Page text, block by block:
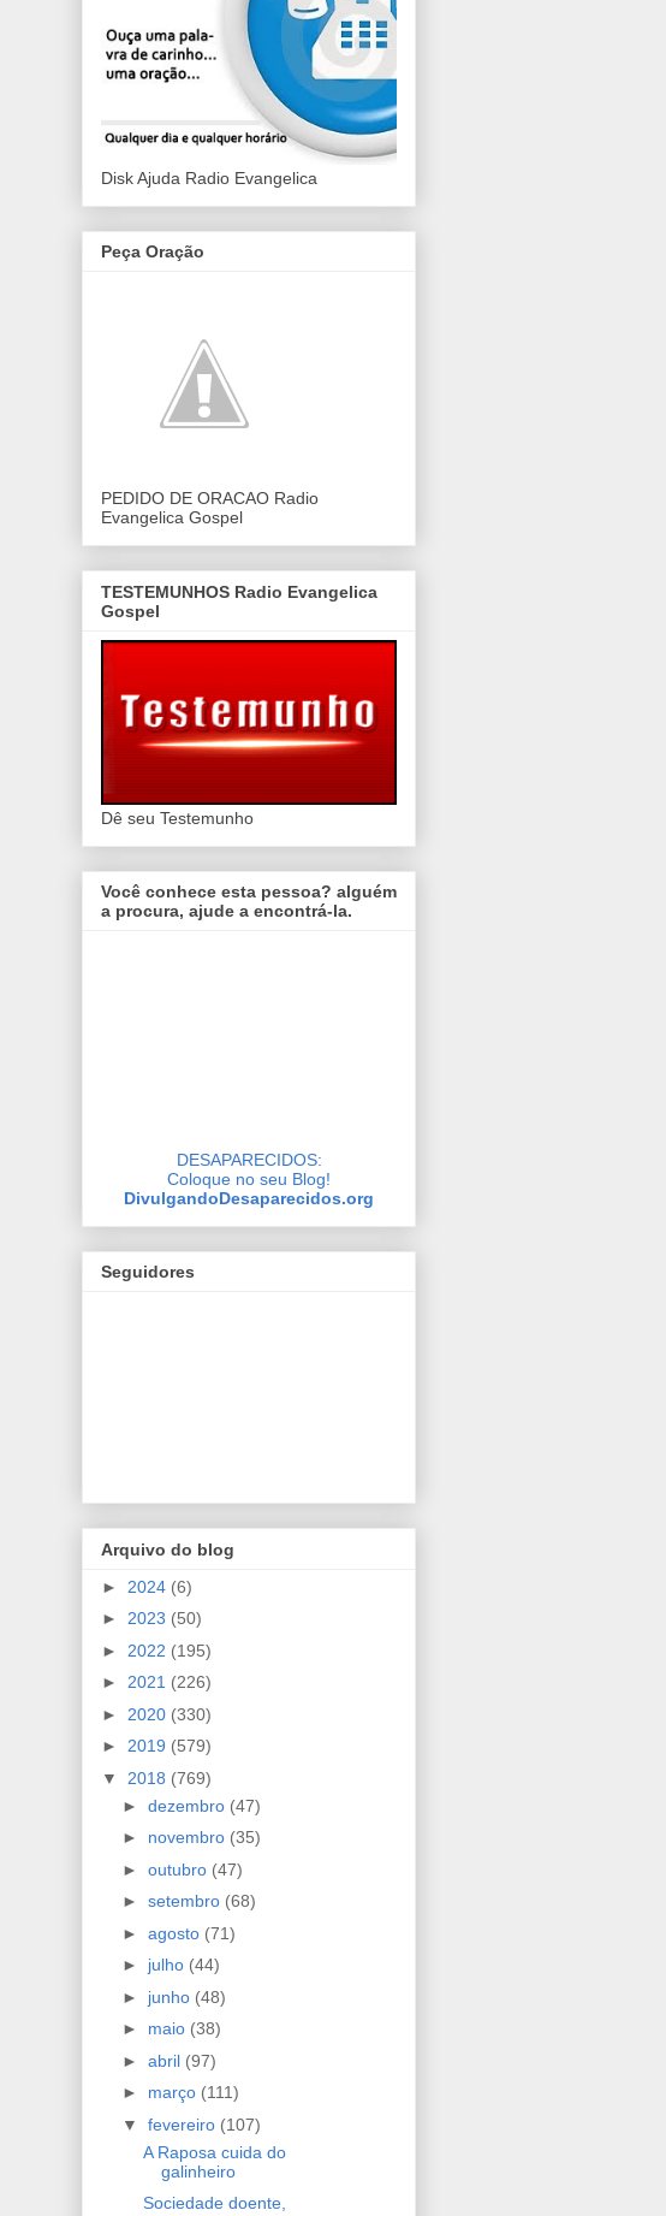
Disk Ajuda Radio Evangelica
Peça Oração
PEDIDO DE ORACAO Radio
Evangelica Gospel
TESTEMUNHOS Radio Evangelica
Gospel
Dê seu Testemunho
Você conhece esta pessoa? alguém
a procura, ajude a encontrá-la.
DESAPARECIDOS:
Coloque no seu Blog!
DivulgandoDesaparecidos.org
Seguidores
Arquivo do blog
► 2024 (6)
► 2023 (50)
► 2022 (195)
► 2021 (226)
► 2020 (330)
► 2019 (579)
▼ 2018 (769)
► dezembro (47)
► novembro (35)
► outubro (47)
► setembro (68)
► agosto (71)
► julho (44)
► junho (48)
► maio (38)
► abril (97)
► março (111)
▼ fevereiro (107)
A Raposa cuida do
galinheiro
Sociedade doente,